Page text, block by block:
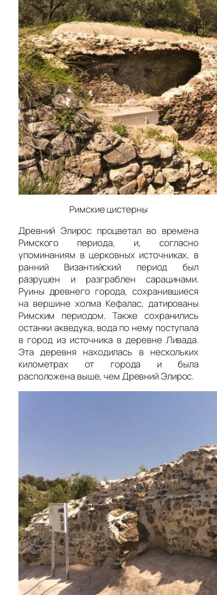
Римские цистерны
Древний Элирос процветал во времена
Римского периода, и, согласно
упоминаниям в церковных источниках, в
ранний Византийский период был
разрушен и разграблен сарацинами.
Руины древнего города, сохранившиеся
на вершине холма Кефалас, датированы
Римским периодом. Также сохранились
останки акведука, вода по нему поступала
в город из источника в деревне Ливада.
Эта деревня находилась в нескольких
километрах от города и была
расположена выше, чем Древний Элирос.